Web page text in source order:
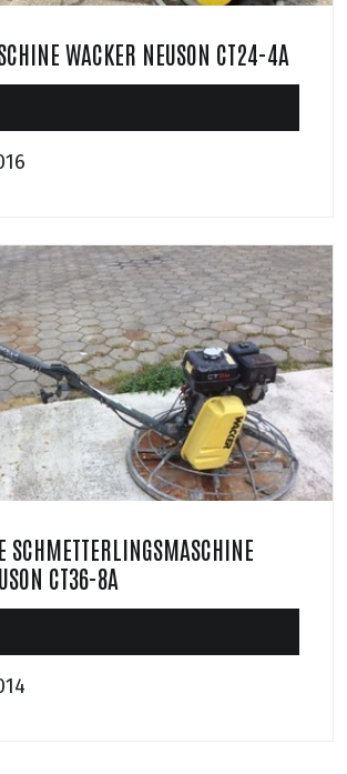
WACKER NEUSON CT24-4A
SCHMETTERLINGSMASCHINE
CT36-8A